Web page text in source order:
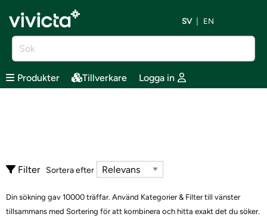
SV EN
Produkter Tillverkare Logga in
Filter Sortera efter
Din sökning gav 10000 träffar. Använd Kategorier & Filter till vänster
tillsammans med Sortering för att kombinera och hitta exakt det du söker.